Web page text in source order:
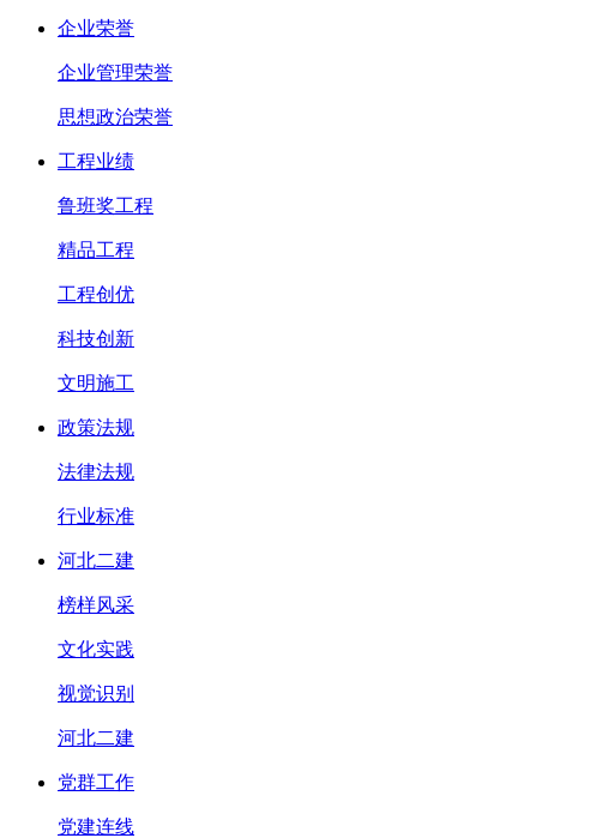
企业荣誉
企业管理荣誉
思想政治荣誉
工程业绩
鲁班奖工程
精品工程
工程创优
科技创新
文明施工
政策法规
法律法规
行业标准
河北二建
榜样风采
文化实践
视觉识别
河北二建
党群工作
党建连线